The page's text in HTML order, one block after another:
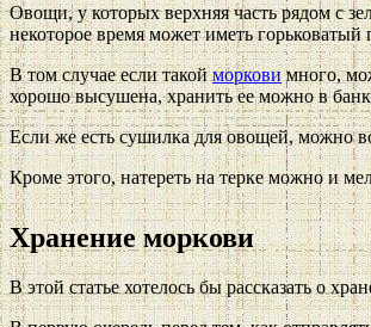
Овощи, у которых верхняя часть рядом с
некоторое время может иметь горьковатый
В том случае если такойморковимного,
хорошо высушена, хранить ее можно в
Если же есть сушилка для овощей, можно
Кроме этого, натереть на терке можно и
Хранение моркови
В этой статье хотелось бы рассказать о